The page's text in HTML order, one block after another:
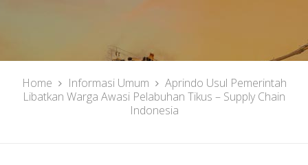
Home Informasi Umum
Aprindo Usul Pemerintah
Libatkan Warga Awasi Pelabuhan Tikus – Supply Chain
Indonesia